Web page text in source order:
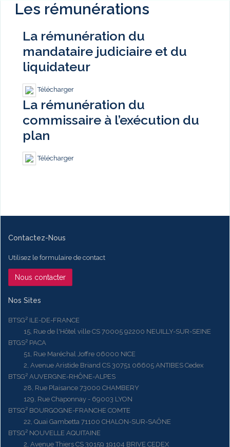
Les rémunérations
La rémunération du
mandataire judiciaire et du
liquidateur
Télécharger
La rémunération du
commissaire à l’exécution du
plan
Télécharger
Contactez-Nous
Utilisez le formulaire de contact
Nous contacter
Nos Sites
BTSG² ILE-DE-FRANCE
15, Rue de l'Hôtel ville CS 70005 92200 NEUILLY-SUR-SEINE
BTGS² PACA
51, Rue Maréchal Joffre 06000 NICE
2, Avenue Aristide Briand CS 30751 06605 ANTIBES Cedex
BTSG² AUVERGNE-RHÔNE-ALPES
28, Rue Plaisance 73000 CHAMBERY
129, Rue Chaponnay - 69003 LYON
BTSG² BOURGOGNE-FRANCHE COMTE
22, Quai Gambetta 71100 CHALON-SUR-SAÔNE
BTSG² NOUVELLE AQUITAINE
2, Avenue Thiers CS 30159 19104 BRIVE CEDEX